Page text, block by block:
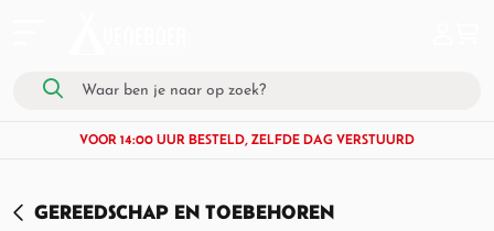
VOOR 14:00 UUR BESTELD, ZELFDE DAG VERSTUURD
GEREEDSCHAP EN TOEBEHOREN